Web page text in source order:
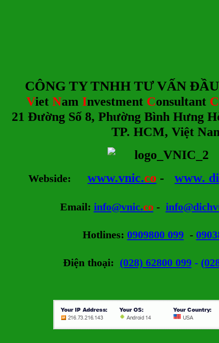
CÔNG TY TNHH TƯVẤN
Viet Nam Investment Consultant
21 Đường Số 8, Phường Bình Hưng
TP. HCM, Việt
Webside: www.vnic.co - www.
Email: info@vnic.co-
Hotlines: 0909800 099 -
Điện thoại: (028) 62800 099-